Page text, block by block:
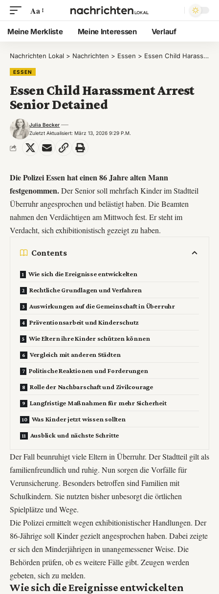
Aa
Meine Merkliste Meine Interessen Verlauf
Nachrichten Lokal > Nachrichten > Essen > Essen Child Harassment Arrest Senior Detained
ESSEN
Essen Child Harassment Arrest
Senior Detained
Zuletzt Aktualisiert: März 13, 2026 9:29 P.m.
Julia Becker
Die Polizei Essen hat einen 86 Jahre alten Mann
festgenommen.Der Senior soll mehrfach Kinder im Stadtteil
Überruhr angesprochen und belästigt haben. Die Beamten
nahmen den Verdächtigen am Mittwoch fest. Er steht im
Verdacht, sich exhibitionistisch gezeigt zu haben.
Contents
Wie sich die Ereignisse entwickelten
Rechtliche Grundlagen und Verfahren
Auswirkungen auf die Gemeinschaft in Überruhr
Präventionsarbeit und Kinderschutz
Wie Eltern ihre Kinder schützen können
Vergleich mit anderen Städten
Politische Reaktionen und Forderungen
Rolle der Nachbarschaft und Zivilcourage
Langfristige Maßnahmen für mehr Sicherheit
Was Kinder jetzt wissen sollten
Ausblick und nächste Schritte
Der Fall beunruhigt viele Eltern in Überruhr. Der Stadtteil gilt als
familienfreundlich und ruhig. Nun sorgen die Vorfälle für
Verunsicherung. Besonders betroffen sind Familien mit
Schulkindern. Sie nutzten bisher unbesorgt die örtlichen
Spielplätze und Wege.
Die Polizei ermittelt wegen exhibitionistischer Handlungen. Der
86-Jährige soll Kinder gezielt angesprochen haben. Dabei zeigte
er sich den Minderjährigen in unangemessener Weise. Die
Behörden prüfen, ob es weitere Fälle gibt. Zeugen werden
gebeten, sich zu melden.
Wie sich die Ereignisse entwickelten